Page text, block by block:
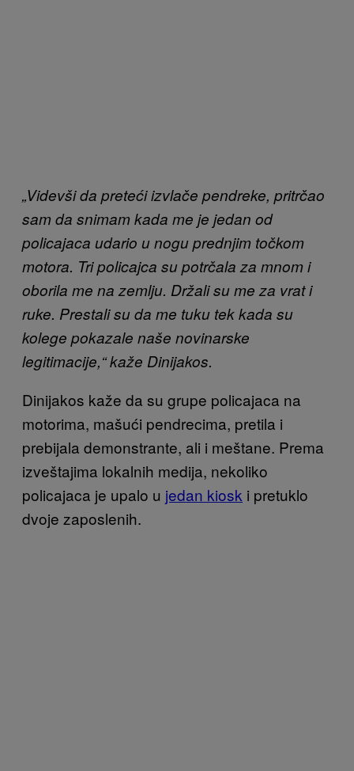
„Videvši da preteći izvlače pendreke, pritrčao
sam da snimam kada me je jedan od
policajaca udario u nogu prednjim točkom
motora. Tri policajca su potrčala za mnom i
oborila me na zemlju. Držali su me za vrat i
ruke. Prestali su da me tuku tek kada su
kolege pokazale naše novinarske
legitimacije,“ kaže Dinijakos.
Dinijakos kaže da su grupe policajaca na
motorima, mašući pendrecima, pretila i
prebijala demonstrante, ali i meštane. Prema
izveštajima lokalnih medija, nekoliko
policajaca je upalo u jedan kiosk i pretuklo
dvoje zaposlenih.